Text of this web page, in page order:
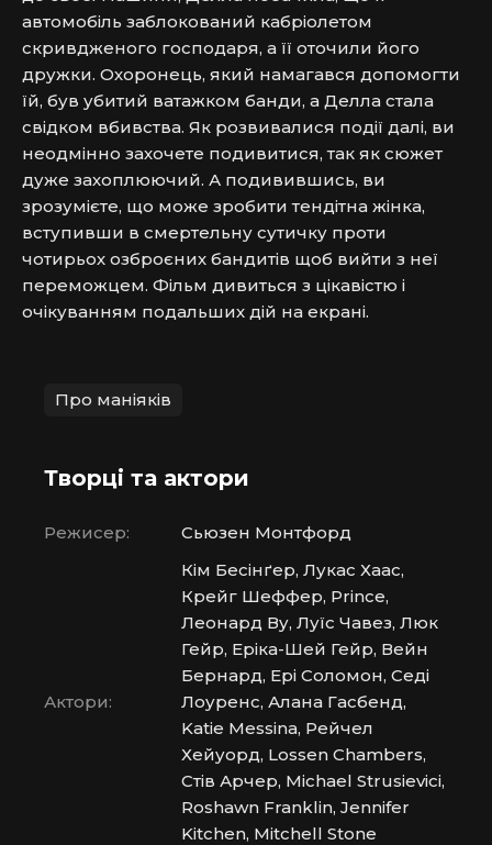
автомобіль заблокований кабріолетом
скривдженого господаря, а її оточили його
дружки. Охоронець, який намагався допомогти
їй, був убитий ватажком банди, а Делла стала
свідком вбивства. Як розвивалися події далі, ви
неодмінно захочете подивитися, так як сюжет
дуже захоплюючий. А подивившись, ви
зрозумієте, що може зробити тендітна жінка,
вступивши в смертельну сутичку проти
чотирьох озброєних бандитів щоб вийти з неї
переможцем. Фільм дивиться з цікавістю і
очікуванням подальших дій на екрані.
Про маніяків
Творці та актори
Режисер: Сьюзен Монтфорд
Актори:
Кім Бесінґер, Лукас Хаас,
Крейг Шеффер, Prince,
Леонард Ву, Луїс Чавез, Люк
Гейр, Еріка-Шей Гейр, Вейн
Бернард, Ері Соломон, Седі
Лоуренс, Алана Гасбенд,
Katie Messina, Рейчел
Хейуорд, Lossen Chambers,
Стів Арчер, Michael Strusievici,
Roshawn Franklin, Jennifer
Kitchen, Mitchell Stone